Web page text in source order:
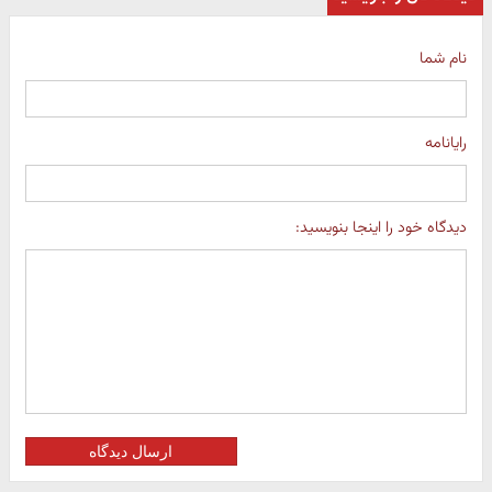
نام شما
رایانامه
دیدگاه خود را اینجا بنویسید:
ارسال دیدگاه